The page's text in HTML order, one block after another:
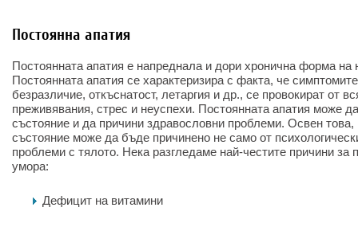
Постоянна апатия
Постоянната апатия е напреднала и дори хронична форма на
Постоянната апатия се характеризира с факта, че
безразличие, откъснатост, летаргия и др., се провокират от
преживявания, стрес и неуспехи. Постоянната апатия може
състояние и да причини здравословни проблеми. Освен това,
състояние може да бъде причинено не само от
проблеми с тялото. Нека разгледаме най-честите причини за
умора:
Дефицит на витамини